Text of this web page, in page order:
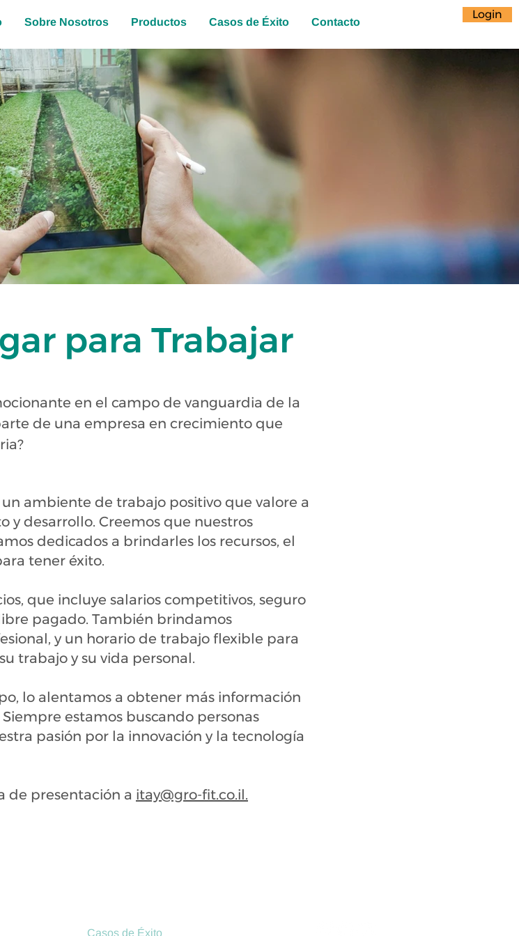
Sobre Nosotros Productos Casos de Éxito Contacto
Login
para Trabajar
en el campo de vanguardia de la
de una empresa en crecimiento que
ambiente de trabajo positivo que valore a
y desarrollo. Creemos que nuestros
dedicados a brindarles los recursos, el
tener éxito.
que incluye salarios competitivos, seguro
pagado. También brindamos
y un horario de trabajo flexible para
trabajo y su vida personal.
lo alentamos a obtener más información
estamos buscando personas
pasión por la innovación y la tecnología
de presentación a itay@gro-fit.co.il.
Casos de Éxito